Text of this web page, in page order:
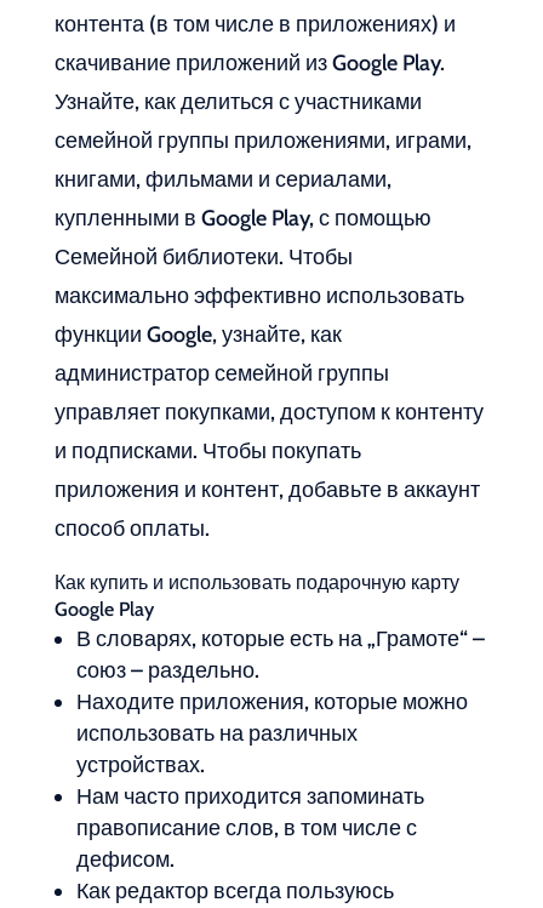
контента (в том числе в приложениях) и
скачивание приложений из Google Play.
Узнайте, как делиться с участниками
семейной группы приложениями, играми,
книгами, фильмами и сериалами,
купленными в Google Play, с помощью
Семейной библиотеки. Чтобы
максимально эффективно использовать
функции Google, узнайте, как
администратор семейной группы
управляет покупками, доступом к контенту
и подписками. Чтобы покупать
приложения и контент, добавьте в аккаунт
способ оплаты.
Как купить и использовать подарочную карту
Google Play
В словарях, которые есть на „Грамоте“ –
союз – раздельно.
Находите приложения, которые можно
использовать на различных
устройствах.
Нам часто приходится запоминать
правописание слов, в том числе с
дефисом.
Как редактор всегда пользуюсь